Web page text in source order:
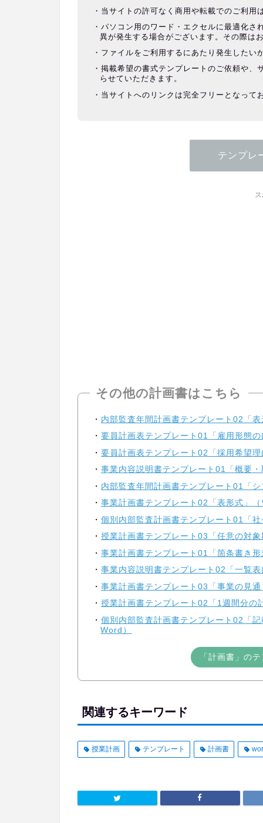
当サイトの許可なく商用や転載でのご利用
パソコン用のワード・エクセルに最適化さ
異が発生する場合がございます。その際は
ファイルをご利用するにあたり発生したい
掲載希望の書式テンプレートのご依頼や、
らせていただきます。
当サイトへのリンクは完全フリーとなって
テンプレ
その他の計画書はこちら
内部監査年間計画書テンプレート02「
要員計画表テンプレート01「雇用形態
要員計画表テンプレート02「採用希望
事業内容説明書テンプレート01「概要
内部監査年間計画書テンプレート01「
事業計画書テンプレート02「表形式」
個別内部監査計画書テンプレート01「
授業計画書テンプレート03「任意の対
事業計画書テンプレート01「箇条書き
事業内容説明書テンプレート02「一覧
事業計画書テンプレート03「事業の見
授業計画書テンプレート02「1週間分の
個別内部監査計画書テンプレート02「
Word）
「計画書」の
関連するキーワード
授業計画 テンプレート 計画書